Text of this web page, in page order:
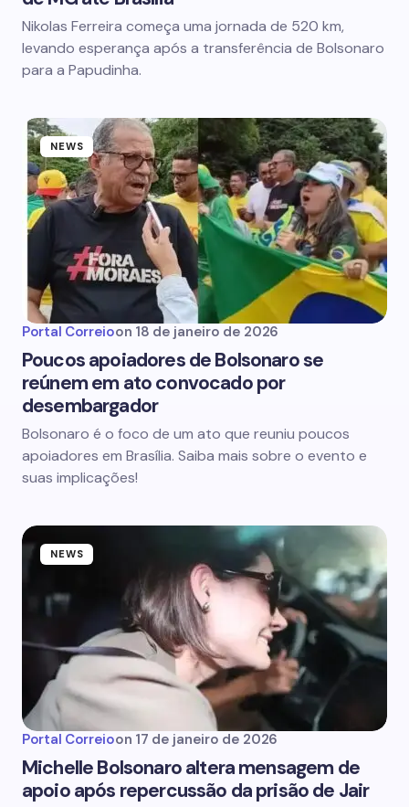
Nikolas Ferreira começa uma jornada de 520 km,
levando esperança após a transferência de Bolsonaro
para a Papudinha.
NEWS
Portal Correioon 18 de janeiro de 2026
Poucos apoiadores de Bolsonaro se
reúnem em ato convocado por
desembargador
Bolsonaro é o foco de um ato que reuniu poucos
apoiadores em Brasília. Saiba mais sobre o evento e
suas implicações!
NEWS
Portal Correioon 17 de janeiro de 2026
Michelle Bolsonaro altera mensagem de
apoio após repercussão da prisão de Jair